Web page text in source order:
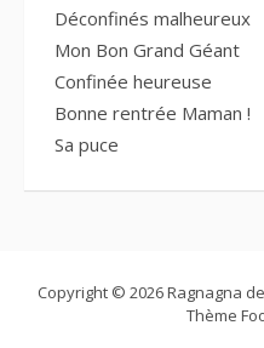
Déconfinés malheureux
Mon Bon Grand Géant
Confinée heureuse
Bonne rentrée Maman !
Sa puce
Copyright © 2026 Ragnagna
Thème